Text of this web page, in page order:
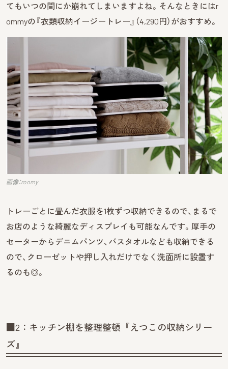
てもいつの間にか崩れてしまいますよね。そんなときにはr
ommyの『衣類収納イージートレー』（4,290円）がおすすめ。
画像：roomy
トレーごとに畳んだ衣服を1枚ずつ収納できるので、まるで
お店のような綺麗なディスプレイも可能なんです。厚手の
セーターからデニムパンツ、バスタオルなども収納できる
ので、クローゼットや押し入れだけでなく洗面所に設置す
るのも◎。
■2：キッチン棚を整理整頓『えつこの収納シリー
ズ』